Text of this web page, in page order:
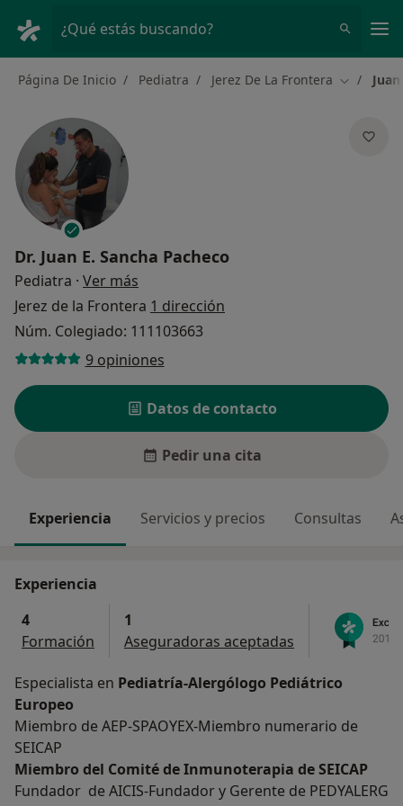
¿Qué estás buscando?
Página De Inicio Pediatra Jerez De La Frontera Cambiar
Dr. Juan E. Sancha Pacheco
Pediatra · Ver más
Jerez de la Frontera 1 dirección
Núm. Colegiado: 111103663
9 opiniones
Datos de contacto
Pedir una cita
Experiencia Servicios y precios Consultas
Experiencia
4
Formación
1
Aseguradoras aceptadas
Especialista en Pediatría-Alergólogo Pediátrico
Europeo
Miembro de AEP-SPAOYEX-Miembro numerario de
SEICAP
Miembro del Comité de Inmunoterapia de SEICAP
Fundador de AICIS-Fundador y Gerente de PEDYALERG